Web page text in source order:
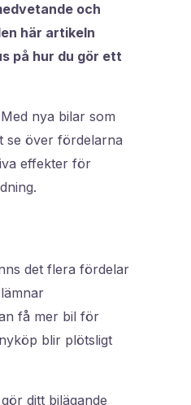
och
här artikeln
på hur du gör ett
nya bilar som
se över fördelarna
effekter för
det flera fördelar
få mer bil för
blir plötsligt
ditt bilägande